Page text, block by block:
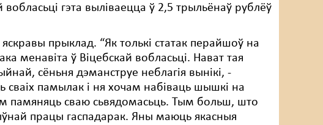
вобласьці гэта выліваецца ў 2,5 трыльёнаў рублёў
прыклад. “Як толькі статак перайшоў на
менавіта ў Віцебскай вобласьці. Нават тая
сёньня дэманструе неблагія вынікі, -
сваіх памылак і ня хочам набіваць шышкі на
сваю сьвядомасьць. Тым больш, што
працы гаспадарак. Яны маюць якасныя